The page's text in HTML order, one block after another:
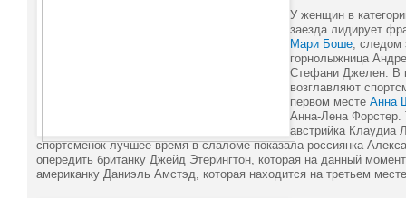
У женщин в
заезда лидирует
Мари Боше ,
горнолыжница
Стефани Джелен. В
возглавляют
первом месте Анна
Анна-Лена Форстер.
австрийка
спортсменок лучшее время в слаломе показала россиянка
опередить британку Джейд Этерингтон, которая на данный
американку Даниэль Амстэд, которая находится на третьем